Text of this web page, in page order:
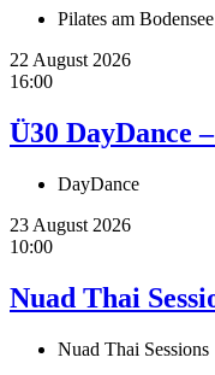
Pilates am Bodensee
22 August 2026
16:00
Ü30 DayDance
DayDance
23 August 2026
10:00
Nuad Thai
Nuad Thai Sessions